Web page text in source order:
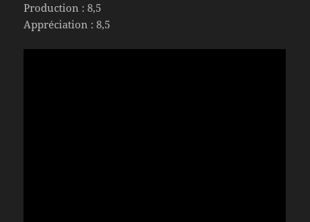
Production : 8,5
Appréciation : 8,5